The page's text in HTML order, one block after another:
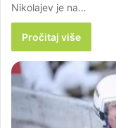
Nikolajev je na…
Pročitaj više